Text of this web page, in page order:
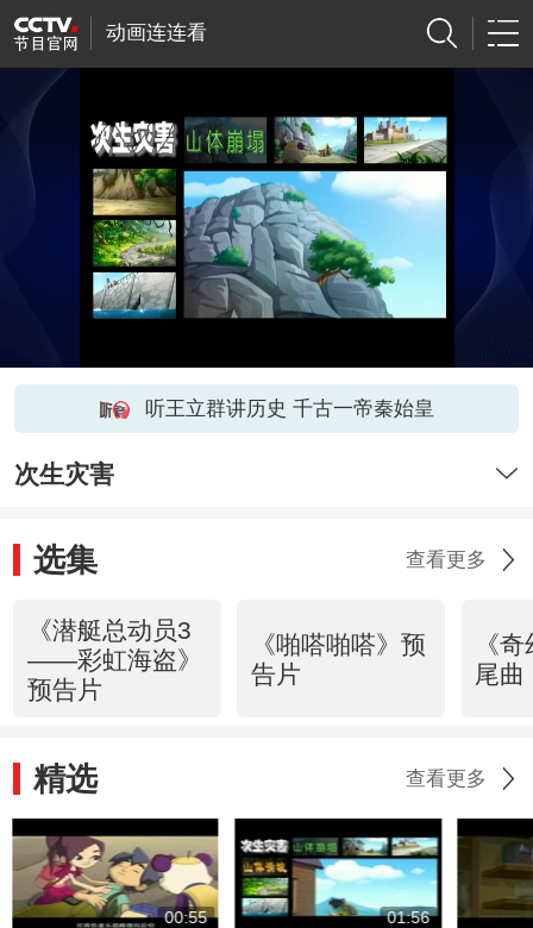
动画连连看
听王立群讲历史 千古一帝秦始皇
次生灾害
选集 查看更多
《潜艇总动员3
——彩虹海盗》
预告片
《啪嗒啪嗒》预
告片
《
尾曲
精选 查看更多
00:55 01:56